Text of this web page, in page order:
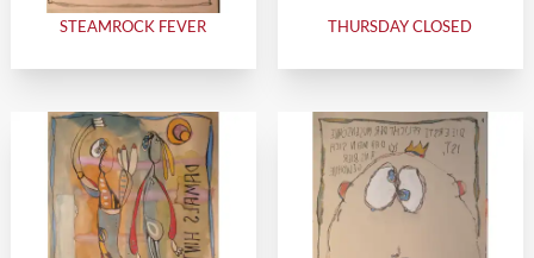
STEAMROCK FEVER THURSDAY CLOSED